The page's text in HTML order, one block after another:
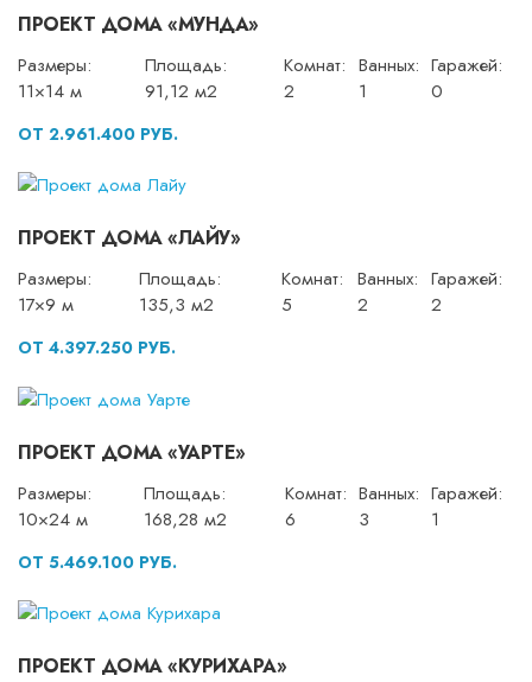
ПРОЕКТ ДОМА «МУНДА»
Размеры:
11×14 м
Площадь:
91,12 м2
Комнат:
2
Ванных:
1
Гаражей:
0
ОТ 2.961.400 РУБ.
ПРОЕКТ ДОМА «ЛАЙУ»
Размеры:
17×9 м
Площадь:
135,3 м2
Комнат:
5
Ванных:
2
Гаражей:
2
ОТ 4.397.250 РУБ.
ПРОЕКТ ДОМА «УАРТЕ»
Размеры:
10×24 м
Площадь:
168,28 м2
Комнат:
6
Ванных:
3
Гаражей:
1
ОТ 5.469.100 РУБ.
ПРОЕКТ ДОМА «КУРИХАРА»